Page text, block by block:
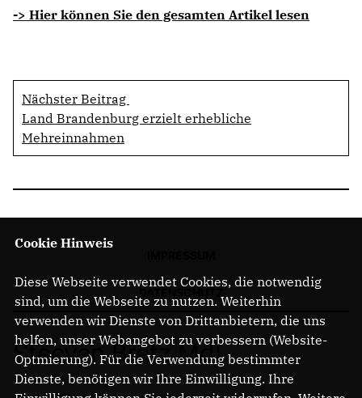
-> Hier können Sie den gesamten Artikel lesen
Nächster Beitrag
Land Brandenburg erzielt erhebliche
Mehreinnahmen
Steeven Bretz MdL
Cookie Hinweis
Diese Webseite verwendet Cookies, die notwendig
sind, um die Webseite zu nutzen. Weiterhin
verwenden wir Dienste von Drittanbietern, die uns
helfen, unser Webangebot zu verbessern (Website-
Optmierung). Für die Verwendung bestimmter
Dienste, benötigen wir Ihre Einwilligung. Ihre